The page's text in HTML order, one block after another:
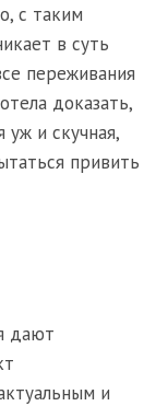
с таким
в суть
переживания
доказать,
уж и скучная,
привить
дают
и